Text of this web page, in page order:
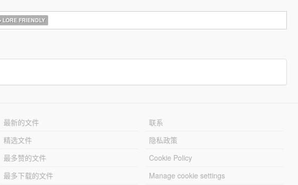
LORE FRIENDLY
最新的文件
精选文件
最多赞的文件
最多下载的文件
联系
隐私政策
Cookie Policy
Manage cookie settings